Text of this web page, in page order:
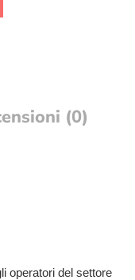
(0)
operatori del settore